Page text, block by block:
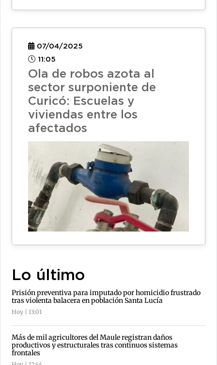
07/04/2025
11:05
Ola de robos azota al
sector surponiente de
Curicó: Escuelas y
viviendas entre los
afectados
Lo último
Prisión preventiva para imputado por homicidio frustrado
tras violenta balacera en población Santa Lucía
Hoy | 13:01
Más de mil agricultores del Maule registran daños
productivos y estructurales tras continuos sistemas
frontales